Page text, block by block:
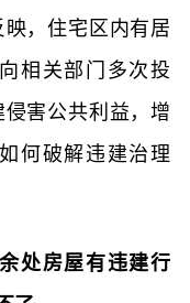
，住宅区内有居
相关部门多次投
害公共利益，增
何破解违建治理
处房屋有违建行